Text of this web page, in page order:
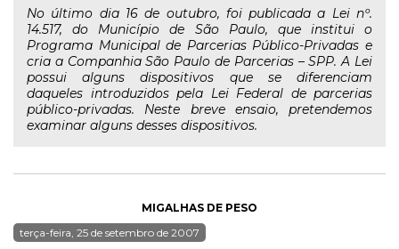
No último dia 16 de outubro, foi publicada a Lei nº.
14.517, do Município de São Paulo, que institui o
Programa Municipal de Parcerias Público-Privadas e
cria a Companhia São Paulo de Parcerias – SPP. A Lei
possui alguns dispositivos que se diferenciam
daqueles introduzidos pela Lei Federal de parcerias
público-privadas. Neste breve ensaio, pretendemos
examinar alguns desses dispositivos.
MIGALHAS DE PESO
terça-feira, 25 de setembro de 2007